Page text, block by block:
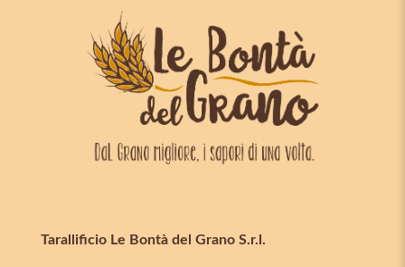
Tarallificio Le Bontà del Grano S.r.l.